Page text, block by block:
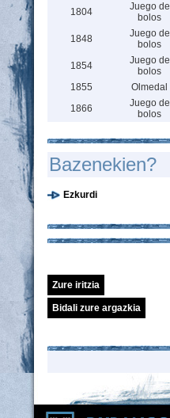
1804
Juego de
bolos
1848
Juego de
bolos
1854
Juego de
bolos
1855
Olmedal
1866
Juego de
bolos
Bazenekien?
Ezkurdi
Zure iritzia
Bidali zure argazkia